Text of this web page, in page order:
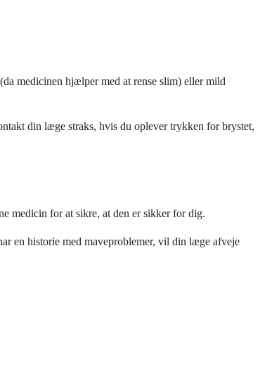
medicinen hjælper med at rense slim) eller mild
din læge straks, hvis du oplever trykken for brystet,
medicin for at sikre, at den er sikker for dig.
en historie med maveproblemer, vil din læge afveje